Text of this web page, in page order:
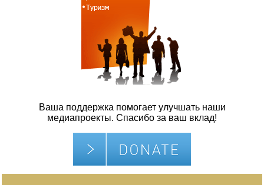
Ваша поддержка помогает улучшать наши
медиапроекты. Спасибо за ваш вклад!